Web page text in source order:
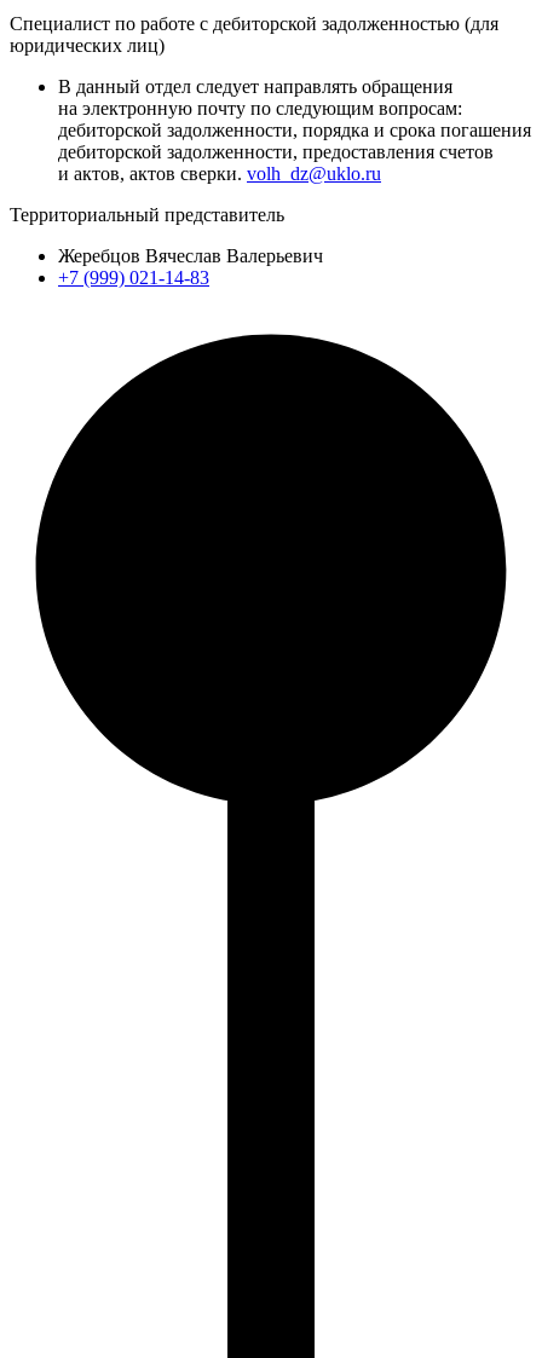
Специалист по работе с дебиторской задолженностью (для
юридических лиц)
В данный отдел следует направлять обращения
на электронную почту по следующим вопросам:
дебиторской задолженности, порядка и срока погашения
дебиторской задолженности, предоставления счетов
и актов, актов сверки. volh_dz@uklo.ru
Территориальный представитель
Жеребцов Вячеслав Валерьевич
+7 (999) 021-14-83